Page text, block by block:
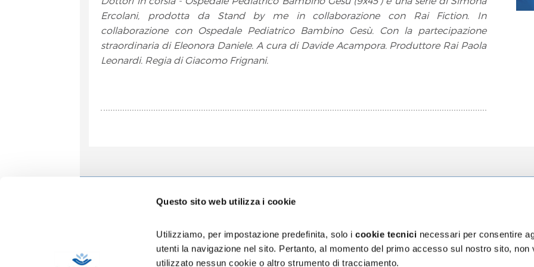
Questo sito web utilizza i cookie
Utilizziamo, per impostazione predefinita, solo icookie tecnici necessari per consentire
utenti la navigazione nel sito. Pertanto, al momento del primo accesso sul nostro sito, non
utilizzato nessun cookie o altro strumento di tracciamento.
Ercolani, prodotta da Stand by me in collaborazione con Rai Fiction. In
collaborazione con Ospedale Pediatrico Bambino Gesù. Con la partecipazione
straordinaria di Eleonora Daniele. A cura di Davide Acampora. Produttore Rai Paola
Leonardi. Regia di Giacomo Frignani.
Contatti
Privacy
Copertura assicurativa Rct/Rco
Bilancio di Sostenibilità
Segnalazioni e reclami
Accessibilità digitale
5 x mille